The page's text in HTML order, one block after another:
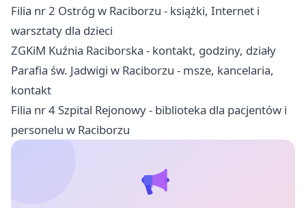
Filia nr 2 Ostróg w Raciborzu - książki, Internet i
warsztaty dla dzieci
ZGKiM Kuźnia Raciborska - kontakt, godziny, działy
Parafia św. Jadwigi w Raciborzu - msze, kancelaria,
kontakt
Filia nr 4 Szpital Rejonowy - biblioteka dla pacjentów i
personelu w Raciborzu